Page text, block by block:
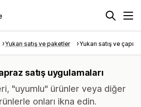
Yukarı satış ve paketler Yukarı satış ve
satış uygulamaları
"uyumlu" ürünler veya diğer
onları ikna edin.